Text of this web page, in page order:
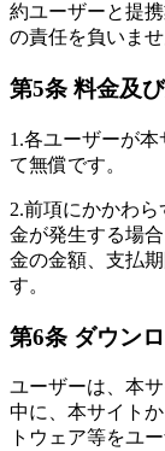
約ユーザーと提
の責任を負いませ
第5条 料金及
1.各ユーザーが本
て無償です。
2.前項にかかわ
金が発生する場
金の金額、支払
す。
第6条 ダウン
ユーザーは、本
中に、本サイト
トウェア等をユ